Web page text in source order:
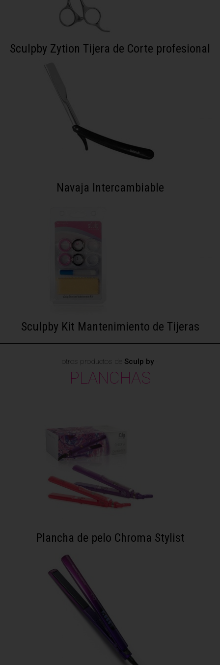
Sculpby Zytion Tijera de Corte profesional
Navaja Intercambiable
Sculpby Kit Mantenimiento de Tijeras
otros productos de Sculp by
PLANCHAS
Plancha de pelo Chroma Stylist